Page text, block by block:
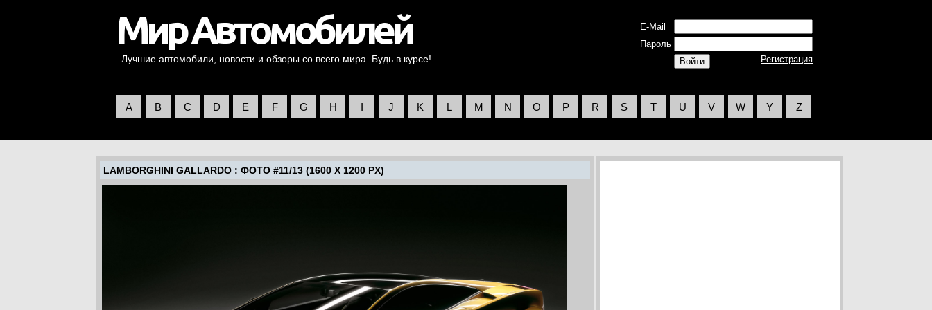
Лучшие автомобили, новости и обзоры со всего мира. Будь в курсе!
E-Mail
Пароль
Регистрация
A B C D E F G H I J K L M N O P R S T U V W Y Z
LAMBORGHINI GALLARDO: ФОТО #11/13 (1600 X 1200 PX)